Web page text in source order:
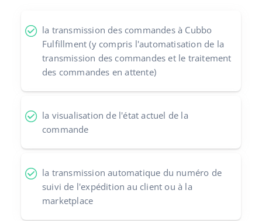
la transmission des commandes à Cubbo
Fulfillment (y compris l'automatisation de la
transmission des commandes et le traitement
des commandes en attente)
la visualisation de l'état actuel de la
commande
la transmission automatique du numéro de
suivi de l'expédition au client ou à la
marketplace